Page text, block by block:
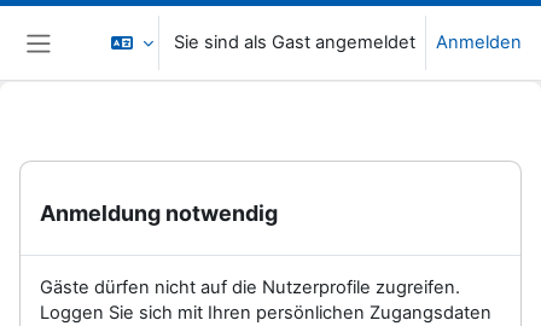
Zum Hauptinhalt
Website-Übersicht
Sie sind als Gast angemeldet Anmelden
Anmeldung notwendig
Gäste dürfen nicht auf die Nutzerprofile zugreifen.
Loggen Sie sich mit Ihren persönlichen Zugangsdaten